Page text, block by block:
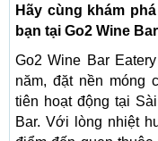
Hãy cùng khám
bạn tại Go2 Wine
Go2 Wine Bar
năm, đặt nền móng
tiên hoạt động tại
Bar. Với lòng nhiệt